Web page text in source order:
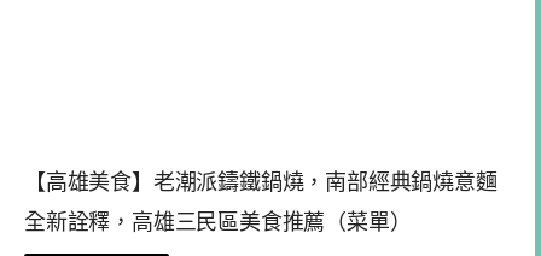
【高雄美食】老潮派鑄鐵鍋燒，南部經典鍋燒意麵
全新詮釋，高雄三民區美食推薦（菜單）